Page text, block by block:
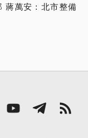
蔣萬安：北市整備